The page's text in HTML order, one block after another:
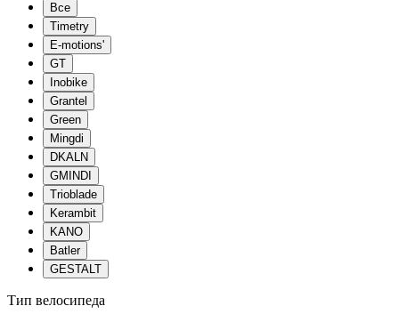
Все
Timetry
E-motions'
GT
Inobike
Grantel
Green
Mingdi
DKALN
GMINDI
Trioblade
Kerambit
KANO
Batler
GESTALT
Тип велосипеда